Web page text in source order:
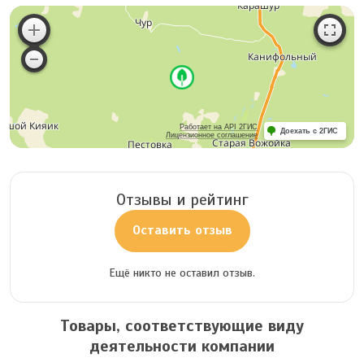
Работает на API 2ГИС
Лицензионное соглашение
Доехать с 2ГИС
Отзывы и рейтинг
Оставить отзыв
Ещё никто не оставил отзыв.
Товары, соответствующие виду
деятельности компании